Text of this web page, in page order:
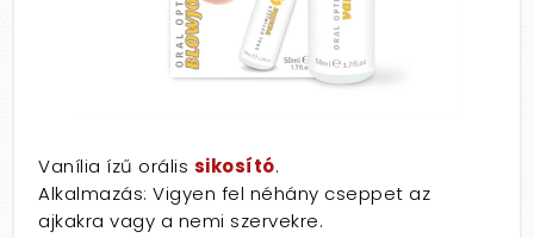
Vanília ízű orális sikosító.
Alkalmazás: Vigyen fel néhány cseppet az
ajkakra vagy a nemi szervekre.